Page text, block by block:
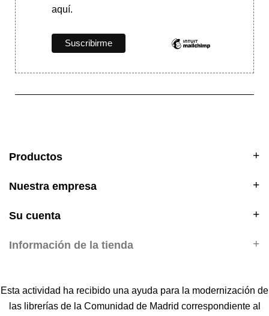
aquí.
Productos
Nuestra empresa
Su cuenta
Información de la tienda
Esta actividad ha recibido una ayuda para la modernización de
las librerías de la Comunidad de Madrid correspondiente al